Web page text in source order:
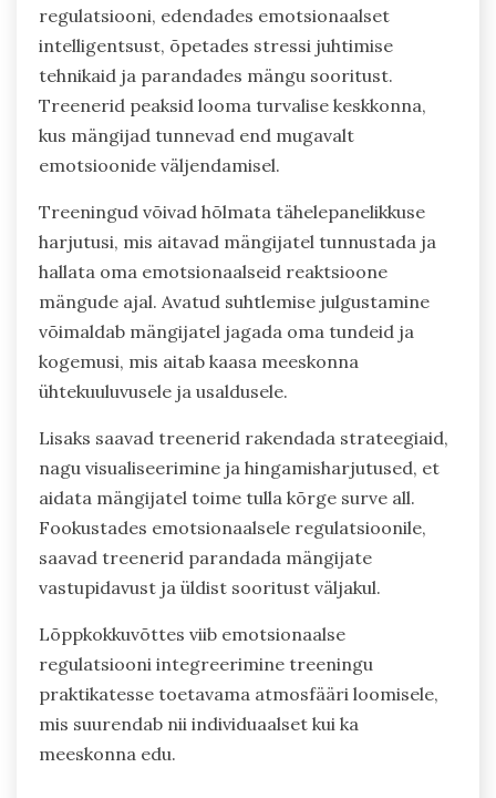
regulatsiooni, edendades emotsionaalset
intelligentsust, õpetades stressi juhtimise
tehnikaid ja parandades mängu sooritust.
Treenerid peaksid looma turvalise keskkonna,
kus mängijad tunnevad end mugavalt
emotsioonide väljendamisel.
Treeningud võivad hõlmata tähelepanelikkuse
harjutusi, mis aitavad mängijatel tunnustada ja
hallata oma emotsionaalseid reaktsioone
mängude ajal. Avatud suhtlemise julgustamine
võimaldab mängijatel jagada oma tundeid ja
kogemusi, mis aitab kaasa meeskonna
ühtekuuluvusele ja usaldusele.
Lisaks saavad treenerid rakendada strateegiaid,
nagu visualiseerimine ja hingamisharjutused, et
aidata mängijatel toime tulla kõrge surve all.
Fookustades emotsionaalsele regulatsioonile,
saavad treenerid parandada mängijate
vastupidavust ja üldist sooritust väljakul.
Lõppkokkuvõttes viib emotsionaalse
regulatsiooni integreerimine treeningu
praktikatesse toetavama atmosfääri loomisele,
mis suurendab nii individuaalset kui ka
meeskonna edu.